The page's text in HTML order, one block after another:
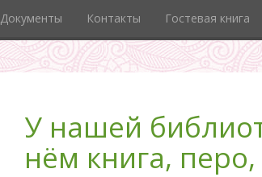
Документы Контакты Гостевая книга
У нашей
нём книга,